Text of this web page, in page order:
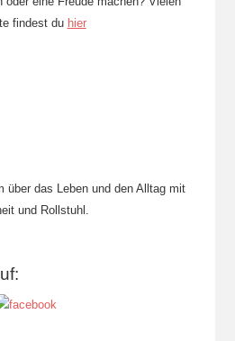
findest du hier
über das Leben und den Alltag mit
und Rollstuhl.